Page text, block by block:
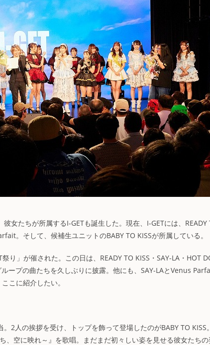
女たちが所属するI-GETも誕生した。現在、I-GETには、READY
。そして、候補生ユニットのBABY TO KISSが所属している。
」が催された。この日は、READY TO KISS・SAY-LA・HOT
ープの曲たちを久しぶりに披露。他にも、SAY-LAとVenus
こに紹介したい。
2人の挨拶を受け、トップを飾って登場したのがBABY TO KISS
、空に映れ～』を歌唱。まだまだ初々しい姿を見せる彼女たちの